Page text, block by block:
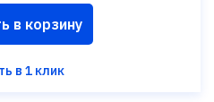
в корзину
в 1 клик